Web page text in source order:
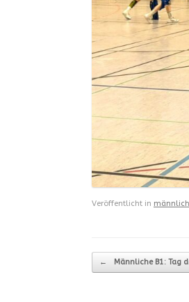
Veröffentlicht in
Beitragsnavigation
← Männliche B1: Tag